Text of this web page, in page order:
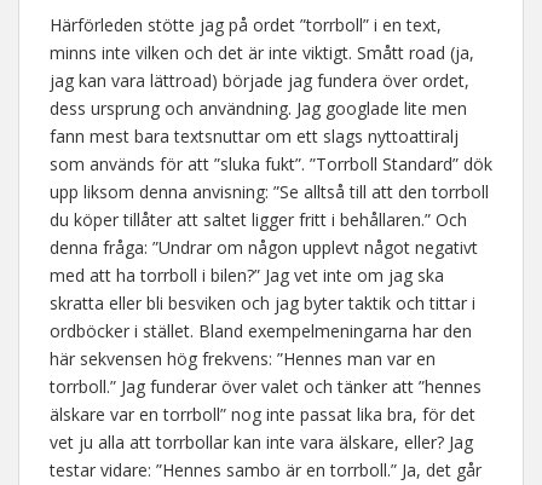
Härförleden stötte jag på ordet ”torrboll” i en text,
minns inte vilken och det är inte viktigt. Smått road (ja,
jag kan vara lättroad) började jag fundera över ordet,
dess ursprung och användning. Jag googlade lite men
fann mest bara textsnuttar om ett slags nyttoattiralj
som används för att ”sluka fukt”. ”Torrboll Standard” dök
upp liksom denna anvisning: ”Se alltså till att den torrboll
du köper tillåter att saltet ligger fritt i behållaren.” Och
denna fråga: ”Undrar om någon upplevt något negativt
med att ha torrboll i bilen?” Jag vet inte om jag ska
skratta eller bli besviken och jag byter taktik och tittar i
ordböcker i stället. Bland exempelmeningarna har den
här sekvensen hög frekvens: ”Hennes man var en
torrboll.” Jag funderar över valet och tänker att ”hennes
älskare var en torrboll” nog inte passat lika bra, för det
vet ju alla att torrbollar kan inte vara älskare, eller? Jag
testar vidare: ”Hennes sambo är en torrboll.” Ja, det går